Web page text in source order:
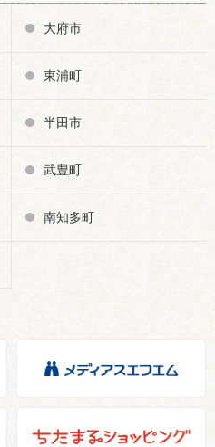
大府市
東浦町
半田市
武豊町
南知多町